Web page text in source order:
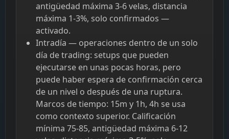
antigüedad máxima 3-6 velas, distancia
máxima 1-3%, solo confirmados —
activado.
Intradía — operaciones dentro de un solo
día de trading: setups que pueden
ejecutarse en unas pocas horas, pero
puede haber espera de confirmación cerca
de un nivel o después de una ruptura.
Marcos de tiempo: 15m y 1h, 4h se usa
como contexto superior. Calificación
mínima 75-85, antigüedad máxima 6-12